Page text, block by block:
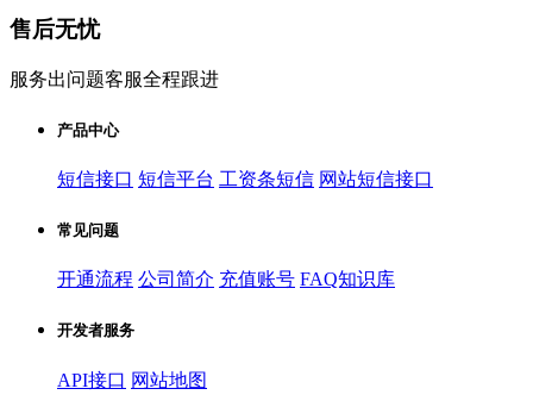
售后无忧
服务出问题客服全程跟进
产品中心
短信接口 短信平台 工资条短信 网站短信接口
常见问题
开通流程 公司简介 充值账号 FAQ知识库
开发者服务
API接口 网站地图